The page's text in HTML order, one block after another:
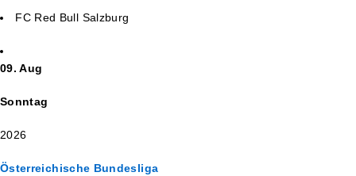
FC Red Bull Salzburg
09. Aug
Sonntag
2026
Österreichische Bundesliga